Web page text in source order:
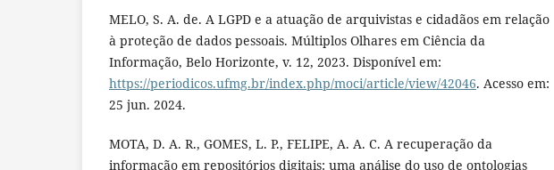
MELO, S. A. de. A LGPD e a atuação de arquivistas e cidadãos em relação
à proteção de dados pessoais. Múltiplos Olhares em Ciência da
Informação, Belo Horizonte, v. 12, 2023. Disponível em:
https://periodicos.ufmg.br/index.php/moci/article/view/42046. Acesso em:
25 jun. 2024.
MOTA, D. A. R., GOMES, L. P., FELIPE, A. A. C. A recuperação da
informação em repositórios digitais: uma análise do uso de ontologias